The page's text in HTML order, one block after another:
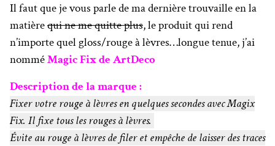
Il faut que je vous parle de ma dernière trouvaille en la
matièrequi ne me quitte plus, le produit qui rend
n’importe quel gloss/rouge à lèvres…longue tenue, j’ai
nomméMagic Fix de ArtDeco
Description de la marque :
Fixer votre rouge à lèvres en quelques secondes avec Magix
Fix. Il fixe tous les rouges à lèvres.
Évite au rouge à lèvres de filer et empêche de laisser des traces